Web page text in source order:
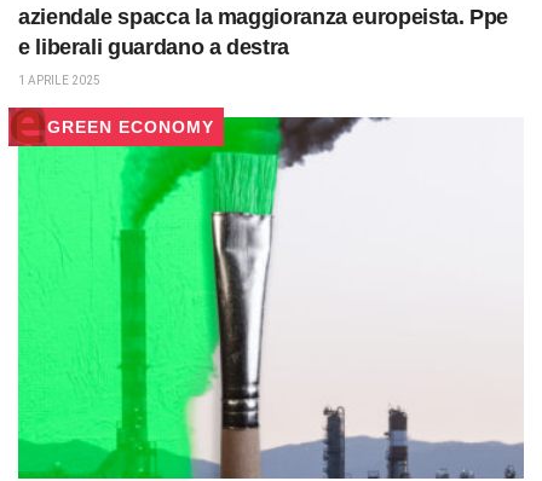
aziendale spacca la maggioranza europeista. Ppe
e liberali guardano a destra
1 APRILE 2025
GREEN ECONOMY